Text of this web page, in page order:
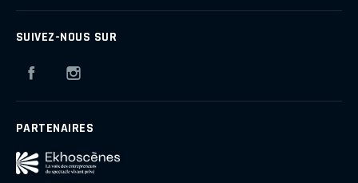
SUIVEZ-NOUS SUR
Facebook
PARTENAIRES